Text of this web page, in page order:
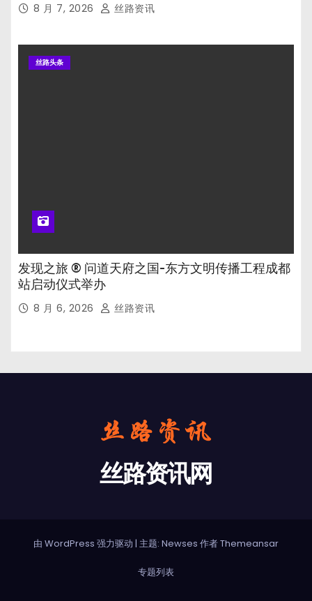
8 月 7, 2026 丝路资讯
丝路头条
发现之旅 ® 问道天府之国-东方文明传播工程成都
站启动仪式举办
8 月 6, 2026 丝路资讯
丝路资讯网
由 WordPress 强力驱动 | 主题: Newses 作者Themeansar
专题列表